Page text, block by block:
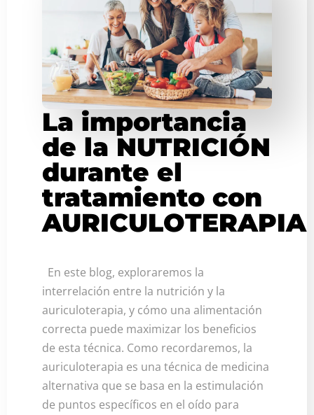
La importancia
de la NUTRICIÓN
durante el
tratamiento con
AURICULOTERAPIA
En este blog, exploraremos la
interrelación entre la nutrición y la
auriculoterapia, y cómo una alimentación
correcta puede maximizar los beneficios
de esta técnica. Como recordaremos, la
auriculoterapia es una técnica de medicina
alternativa que se basa en la estimulación
de puntos específicos en el oído para